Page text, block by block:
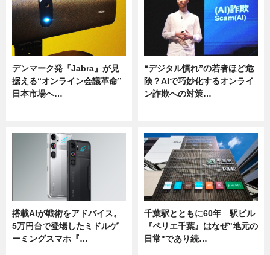
デンマーク発『Jabra』が見
据える“オンライン会議革命”
日本市場へ…
“デジタル慣れ”の若者ほど危
険？AIで巧妙化するオンライ
ン詐欺への対策…
搭載AIが戦術をアドバイス。
5万円台で登場したミドルゲ
ーミングスマホ『…
千葉駅とともに60年 駅ビル
『ペリエ千葉』はなぜ"地元の
日常"であり続…